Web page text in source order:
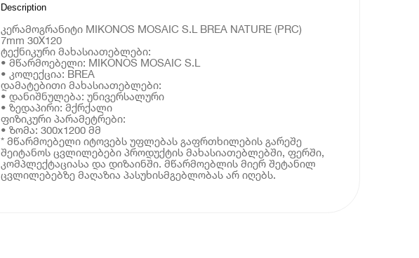
Description
კერამოგრანიტი MIKONOS MOSAIC S.L BREA NATURE (PRC)
7mm 30X120
ტექნიკური მახასიათებლები:
• მწარმოებელი: MIKONOS MOSAIC S.L
• კოლექცია: BREA
დამატებითი მახასიათებლები:
• დანიშნულება: უნივერსალური
• ზედაპირი: მქრქალი
ფიზიკური პარამეტრები:
• ზომა: 300x1200 მმ
* მწარმოებელი იტოვებს უფლებას გაფრთხილების გარეშე
შეიტანოს ცვლილებები პროდუქტის მახასიათებლებში, ფერში,
კომპლექტაციასა და დიზაინში. მწარმოებლის მიერ შეტანილ
ცვლილებებზე მაღაზია პასუხისმგებლობას არ იღებს.